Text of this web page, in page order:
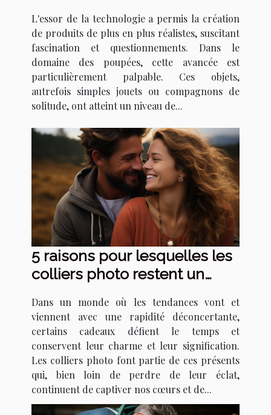
L'essor de la technologie a permis la création
de produits de plus en plus réalistes, suscitant
fascination et questionnements. Dans le
domaine des poupées, cette avancée est
particulièrement palpable. Ces objets,
autrefois simples jouets ou compagnons de
solitude, ont atteint un niveau de...
5 raisons pour lesquelles les
colliers photo restent un
cadeau intemporel
Dans un monde où les tendances vont et
viennent avec une rapidité déconcertante,
certains cadeaux défient le temps et
conservent leur charme et leur signification.
Les colliers photo font partie de ces présents
qui, bien loin de perdre de leur éclat,
continuent de captiver nos cœurs et de...